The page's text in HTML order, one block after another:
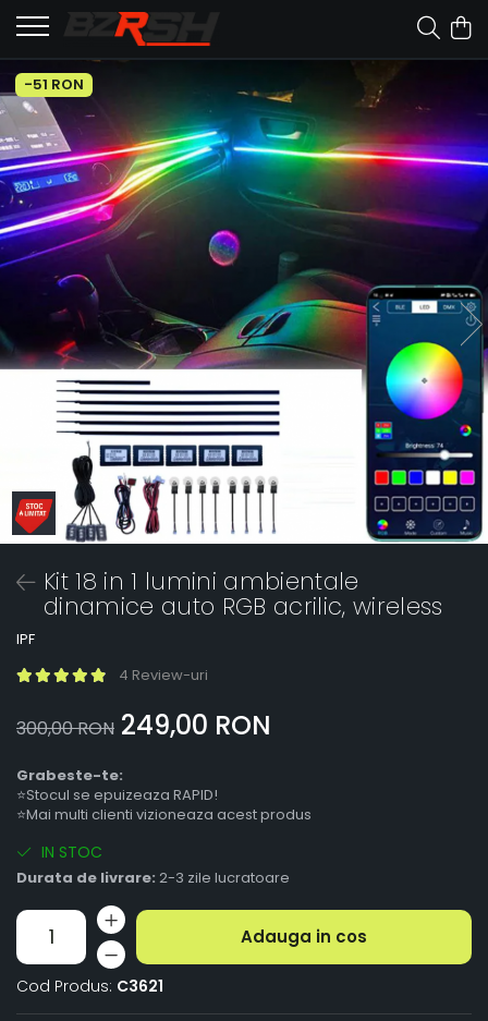
-51 RON
Kit 18 in 1 lumini ambientale
dinamice auto RGB acrilic, wireless
IPF
4 Review-uri
300,00 RON 249,00 RON
Grabeste-te:
⭐Stocul se epuizeaza RAPID!
⭐Mai multi clienti vizioneaza acest produs
IN STOC
Durata de livrare: 2-3 zile lucratoare
Adauga in cos
Cod Produs: C3621